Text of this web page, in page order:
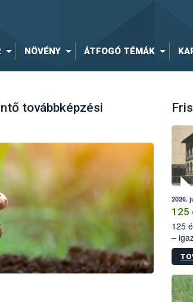
NÖVÉNY ÁTFOGÓ TÉMÁK
továbbképzési
2026.
125
125
–
15.